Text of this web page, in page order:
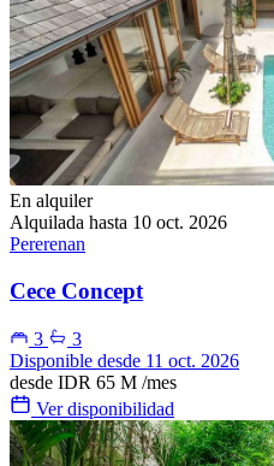
En alquiler
Alquilada hasta 10 oct. 2026
Pererenan
Cece Concept
3
3
Disponible desde 11 oct. 2026
desde IDR 65 M /mes
Ver disponibilidad